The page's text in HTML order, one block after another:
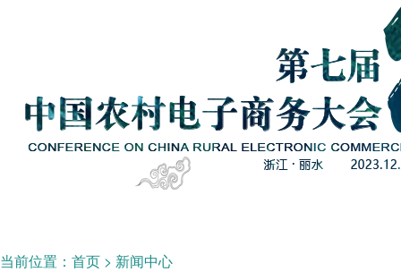
当前位置： 首页 > 新闻中心